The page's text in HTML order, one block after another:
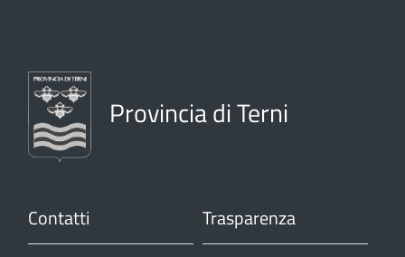
Provincia di Terni
Contatti Trasparenza